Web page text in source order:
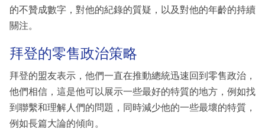
的不贊成數字，對他的紀錄的質疑，以及對他的年齡的持續
關注。
拜登的零售政治策略
拜登的盟友表示，他們一直在推動總統迅速回到零售政治，
他們相信，這是他可以展示一些最好的特質的地方，例如找
到聯繫和理解人們的問題，同時減少他的一些最壞的特質，
例如長篇大論的傾向。